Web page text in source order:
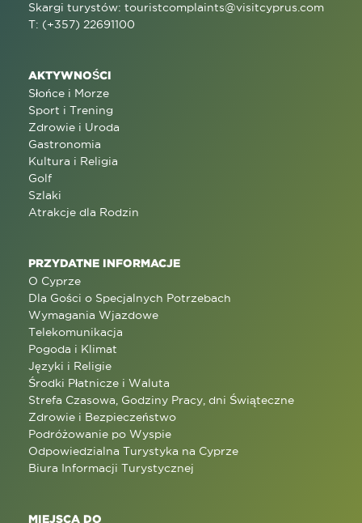
Skargi turystów: touristcomplaints@visitcyprus.com
T: (+357) 22691100
AKTYWNOŚCI
Słońce i Morze
Sport i Trening
Zdrowie i Uroda
Gastronomia
Kultura i Religia
Golf
Szlaki
Atrakcje dla Rodzin
PRZYDATNE INFORMACJE
O Cyprze
Dla Gości o Specjalnych Potrzebach
Wymagania Wjazdowe
Telekomunikacja
Pogoda i Klimat
Języki i Religie
Środki Płatnicze i Waluta
Strefa Czasowa, Godziny Pracy, dni Świąteczne
Zdrowie i Bezpieczeństwo
Podróżowanie po Wyspie
Odpowiedzialna Turystyka na Cyprze
Biura Informacji Turystycznej
MIEJSCA DO